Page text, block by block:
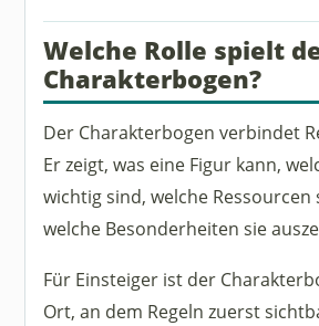
Welche Rolle spielt
Charakterbogen?
Der Charakterbogen verbindet
Er zeigt, was eine Figur kann,
wichtig sind, welche Ressourcen
welche Besonderheiten sie
Für Einsteiger ist der
Ort, an dem Regeln zuerst